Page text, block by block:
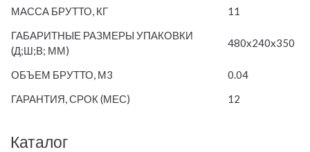
МАССА БРУТТО, КГ
11
ГАБАРИТНЫЕ РАЗМЕРЫ УПАКОВКИ
(Д;Ш;В; ММ)
480x240x350
ОБЪЕМ БРУТТО, М3
0.04
ГАРАНТИЯ, СРОК (МЕС)
12
Каталог